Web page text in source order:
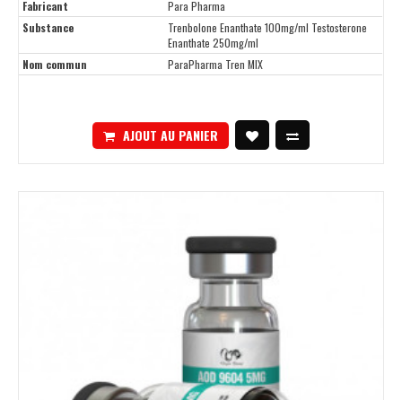
Fabricant
Para Pharma
Substance
Trenbolone Enanthate 100mg/ml Testosterone
Enanthate 250mg/ml
Nom commun
ParaPharma Tren MIX
AJOUT AU PANIER